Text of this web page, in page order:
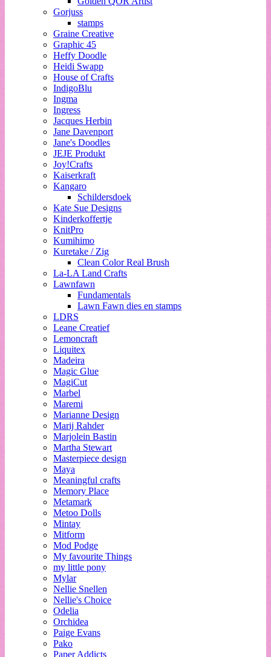
Gorjuss
stamps
Graine Creative
Graphic 45
Heffy Doodle
Heidi Swapp
House of Crafts
IndigoBlu
Ingma
Ingress
Jacques Herbin
Jane Davenport
Jane's Doodles
JEJE Produkt
Joy!Crafts
Kaiserkraft
Kangaro
Schildersdoek
Kate Sue Designs
Kinderkoffertje
KnitPro
Kumihimo
Kuretake / Zig
Clean Color Real Brush
La-LA Land Crafts
Lawnfawn
Fundamentals
Lawn Fawn dies en stamps
LDRS
Leane Creatief
Lemoncraft
Liquitex
Madeira
Magic Glue
MagiCut
Marbel
Maremi
Marianne Design
Marij Rahder
Marjolein Bastin
Martha Stewart
Masterpiece design
Maya
Meaningful crafts
Memory Place
Metamark
Metoo Dolls
Mintay
Mitform
Mod Podge
My favourite Things
my little pony
Mylar
Nellie Snellen
Nellie's Choice
Odelia
Orchidea
Paige Evans
Pako
Paper Addicts